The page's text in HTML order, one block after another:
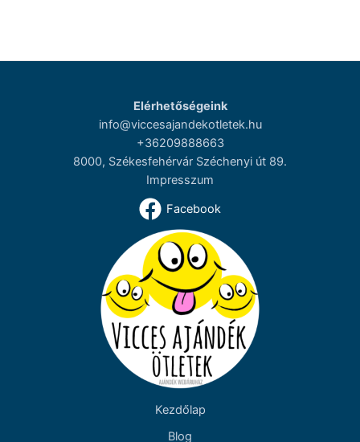
Elérhetőségeink
info@viccesajandekotletek.hu
+36209888663
8000, Székesfehérvár Széchenyi út 89.
Impresszum
Facebook
Kezdőlap
Blog